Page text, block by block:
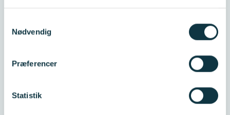
Nødvendig
Præferencer
Statistik
innovation, der løser udfordringer i samfundet
7,4 mia.